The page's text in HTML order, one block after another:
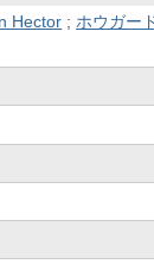
Hector ; ホウガー